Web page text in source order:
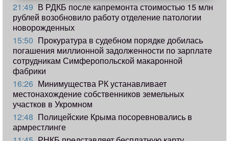
21:49 В РДКБ после капремонта стоимостью 15 млн
рублей возобновило работу отделение патологии
новорожденных
15:50 Прокуратура в судебном порядке добилась
погашения миллионной задолженности по зарплате
сотрудникам Симферопольской макаронной
фабрики
16:26 Минимущества РК устанавливает
местонахождение собственников земельных
участков в Укромном
12:48 Полицейские Крыма посоревновались в
армрестлинге